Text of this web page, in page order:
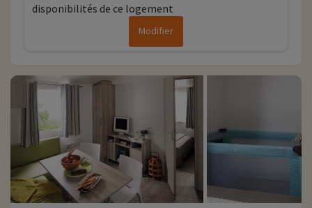
disponibilités de ce logement
Modifier